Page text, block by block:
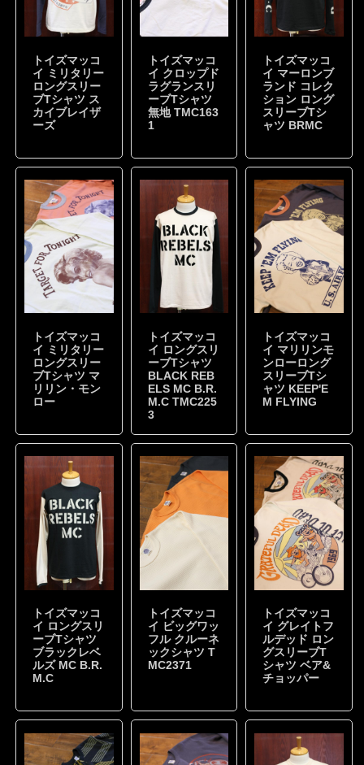
トイズマッコ
イ ミリタリー
ロングスリー
ブTシャツ ス
カイブレイザ
ーズ
トイズマッコ
イ クロップド
ラグランスリ
ーブTシャツ
無地 TMC163
1
トイズマッコ
イ マーロンブ
ランド コレク
ション ロング
スリーブTシ
ャツ BRMC
トイズマッコ
イ ミリタリー
ロングスリー
ブTシャツ マ
リリン・モン
ロー
トイズマッコ
イ ロングスリ
ーブTシャツ
BLACK REB
ELS MC B.R.
M.C TMC225
3
トイズマッコ
イ マリリンモ
ンローロング
スリーブTシ
ャツ KEEP'E
M FLYING
トイズマッコ
イ ロングスリ
ーブTシャツ
ブラックレベ
ルズ MC B.R.
M.C
トイズマッコ
イ ビッグワッ
フル クルーネ
ックシャツ T
MC2371
トイズマッコ
イ グレイトフ
ルデッド ロン
グスリーブT
シャツ ベア&
チョッパー